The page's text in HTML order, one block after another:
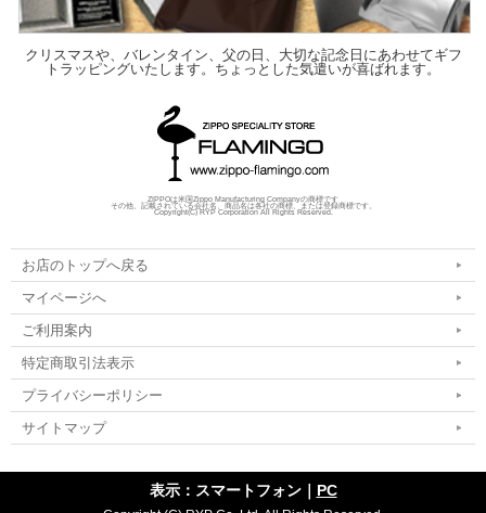
クリスマスや、バレンタイン、父の日、大切な記念日にあわせてギフ
トラッピングいたします。ちょっとした気遣いが喜ばれます。
ZIPPOは米国Zippo Manufacturing Companyの商標です
その他、記載されている会社名、商品名は各社の商標、または登録商標です。
Copyright(C) RYP Corporation All Rights Reserved.
お店のトップへ戻る
マイページへ
ご利用案内
特定商取引法表示
プライバシーポリシー
サイトマップ
表示：スマートフォン｜ PC